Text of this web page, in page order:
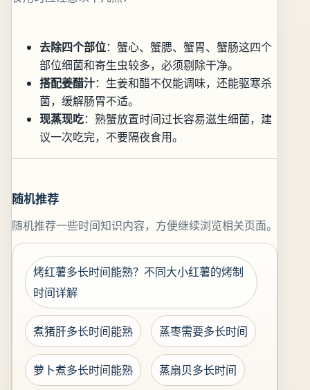
去除四个部位：蟹心、蟹腮、蟹胃、蟹肠这四个
部位细菌和寄生虫较多，必须剔除干净。
搭配姜醋汁：生姜和醋不仅能调味，还能驱寒杀
菌，缓解肠胃不适。
现蒸现吃：熟蟹放置时间过长容易滋生细菌，建
议一次吃完，不要隔夜食用。
随机推荐
随机推荐一些时间知识内容，方便继续浏览相关页面。
烤红薯多长时间能熟？不同大小红薯的烤制
时间详解
煮猪肝多长时间能熟 蒸枣需要多长时间
萝卜煮多长时间能熟 蒸扇贝多长时间